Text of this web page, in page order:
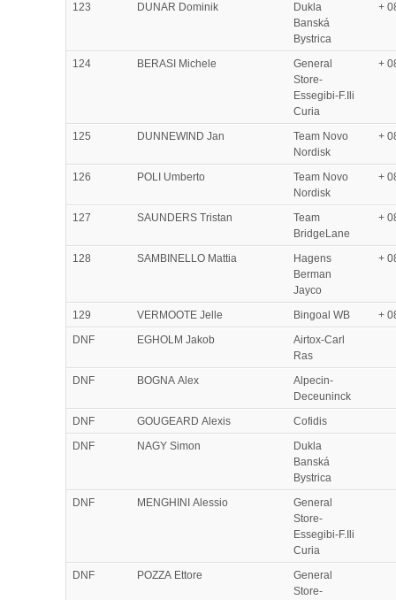
123 DUNAR Dominik
Dukla
Banská
Bystrica
+
124 BERASI Michele
General
Store-
Essegibi-F.Ili
Curia
+
125 DUNNEWIND Jan
Team Novo
Nordisk
+
126 POLI Umberto
Team Novo
Nordisk
+
127 SAUNDERS Tristan
Team
BridgeLane
+
128 SAMBINELLO Mattia
Hagens
Berman
Jayco
+
129 VERMOOTE Jelle Bingoal WB
+
DNF
EGHOLM Jakob
Airtox-Carl
Ras
DNF
BOGNA Alex
Alpecin-
Deceuninck
DNF
GOUGEARD Alexis
Cofidis
DNF
NAGY Simon
Dukla
Banská
Bystrica
DNF
MENGHINI Alessio
General
Store-
Essegibi-F.Ili
Curia
DNF
POZZA Ettore
General
Store-